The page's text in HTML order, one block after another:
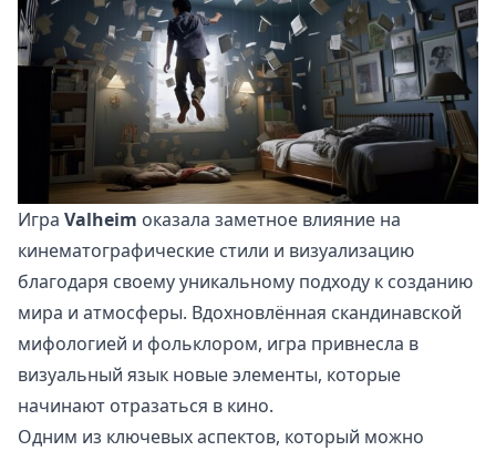
Игра Valheim оказала заметное влияние на
кинематографические стили и визуализацию
благодаря своему уникальному подходу к созданию
мира и атмосферы. Вдохновлённая скандинавской
мифологией и фольклором, игра привнесла в
визуальный язык новые элементы, которые
начинают отразаться в кино.
Одним из ключевых аспектов, который можно